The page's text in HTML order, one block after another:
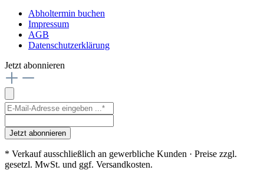
Abholtermin buchen
Impressum
AGB
Datenschutzerklärung
Jetzt abonnieren
Jetzt abonnieren
* Verkauf ausschließlich an gewerbliche Kunden · Preise zzgl.
gesetzl. MwSt. und ggf. Versandkosten.